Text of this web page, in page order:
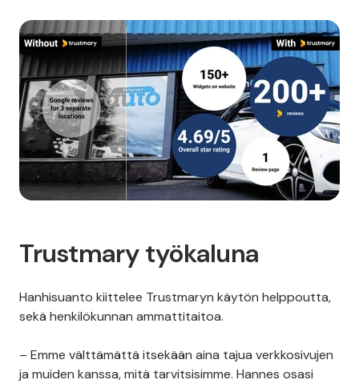
Trustmary työkaluna
Hanhisuanto kiittelee Trustmaryn käytön helppoutta,
sekä henkilökunnan ammattitaitoa.
– Emme välttämättä itsekään aina tajua verkkosivujen
ja muiden kanssa, mitä tarvitsisimme. Hannes osasi